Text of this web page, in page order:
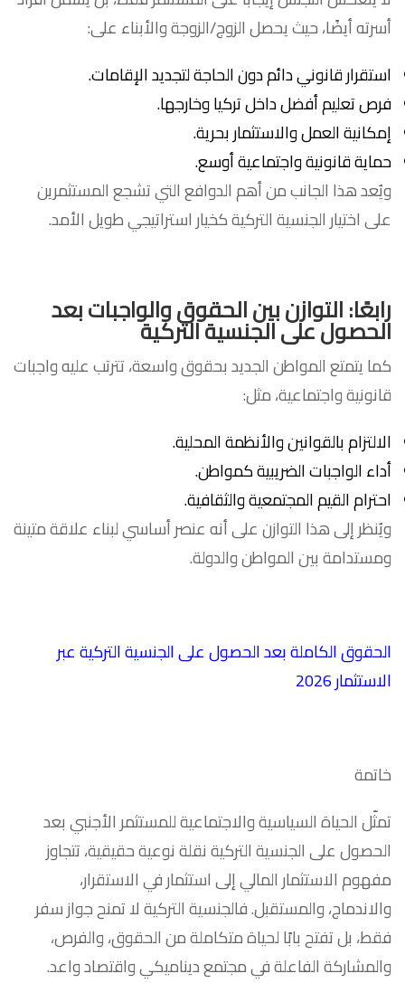
أسرته أيضًا، حيث يحصل الزوج/الزوجة والأبناء على:
استقرار قانوني دائم دون الحاجة لتجديد الإقامات.
فرص تعليم أفضل داخل تركيا وخارجها.
إمكانية العمل والاستثمار بحرية.
حماية قانونية واجتماعية أوسع.
ويُعد هذا الجانب من أهم الدوافع التي تشجع المستثمرين
على اختيار الجنسية التركية كخيار استراتيجي طويل الأمد.
رابعًا: التوازن بين الحقوق والواجباتبعد
الحصول على الجنسية التركية
كما يتمتع المواطن الجديد بحقوق واسعة، تترتب عليه واجبات
قانونية واجتماعية، مثل:
الالتزام بالقوانين والأنظمة المحلية.
أداء الواجبات الضريبية كمواطن.
احترام القيم المجتمعية والثقافية.
ويُنظر إلى هذا التوازن على أنه عنصر أساسي لبناء علاقة متينة
ومستدامة بين المواطن والدولة.
الحقوق الكاملة بعد الحصول على الجنسية التركية عبر
الاستثمار 2026
خاتمة
تمثّل الحياة السياسية والاجتماعية للمستثمر الأجنبي بعد
الحصول على الجنسية التركية نقلة نوعية حقيقية، تتجاوز
مفهوم الاستثمار المالي إلى استثمار في الاستقرار،
والاندماج، والمستقبل. فالجنسية التركية لا تمنح جواز سفر
فقط، بل تفتح بابًا لحياة متكاملة من الحقوق، والفرص،
والمشاركة الفاعلة في مجتمع ديناميكي واقتصاد واعد.